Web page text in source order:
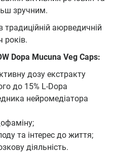
зручним.
аюрведичній
років.
Dopa Mucuna Veg Caps:
дозу екстракту
до 15% L-Dopa
нейромедіатора
та інтерес до життя;
діяльність.